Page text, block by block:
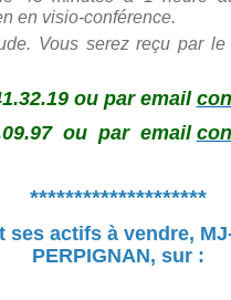
en visio-conférence.
Vous serez reçu par
ou par email
ou par email
********************
ses actifs à vendre,
PERPIGNAN, sur :